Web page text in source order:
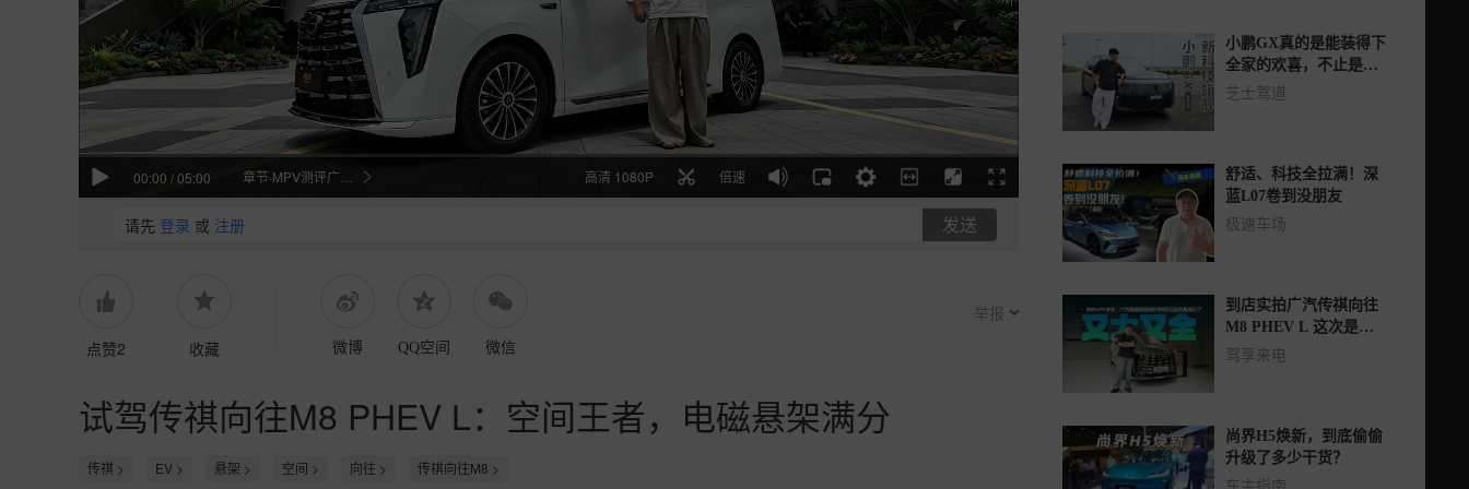
00:00 /05:00 高清 1080P 倍速
请先 登录 或 注册 发送
点赞2 收藏 微博 QQ空间 微信
举报
试驾传祺向往M8 PHEV L：空间王者，电磁悬架满分
传祺 > EV > 悬架 > 空间 > 向往 > 传祺向往M8 >
小鹏GX真的是能装得下
全家的欢喜，不止是更
大的SUV，更是迭代出
芝士驾道
舒适、科技全拉满！深
蓝L07卷到没朋友
极速车场
到店实拍广汽传祺向往
M8 PHEV L 这次是真
的用心了
驾享来电
尚界H5焕新，到底偷偷
升级了多少干货？